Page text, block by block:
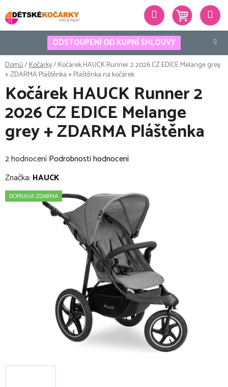
na
obsah
ODSTOUPENÍ OD KUPNÍ SMLOUVY
Hledat
Domů/Kočárky/Kočárek HAUCK Runner 2 2026 CZ EDICE Melange grey
+ ZDARMA Pláštěnka+ Pláštěnka na kočárek
Kočárek HAUCK Runner 2
2026 CZ EDICE Melange
grey + ZDARMA Pláštěnka
Průměrné
hodnocení
je
2 hodnoceníPodrobnosti hodnocení
Značka: HAUCK
DOPRAVA ZDARMA